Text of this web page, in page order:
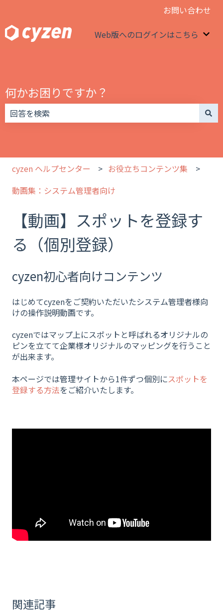
お問い合わせ
Web版へのログインはこちら
何かお困りですか？
cyzen ヘルプセンター
お役立ちコンテンツ集
動画集：システム管理者向け
【動画】スポットを登録す
る（個別登録）
cyzen初心者向けコンテンツ
はじめてcyzenをご契約いただいたシステム管理者様向
けの操作説明動画です。
cyzenではマップ上にスポットと呼ばれるオリジナルの
ピンを立てて企業様オリジナルのマッピングを行うこと
が出来ます。
本ページでは管理サイトから1件ずつ個別にスポットを
登録する方法をご紹介いたします。
関連記事